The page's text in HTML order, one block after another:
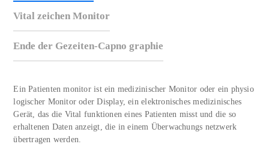
Vital zeichen Monitor
Ende der Gezeiten-Capno graphie
Ein Patienten monitor ist ein medizinischer Monitor oder ein physio
logischer Monitor oder Display, ein elektronisches medizinisches
Gerät, das die Vital funktionen eines Patienten misst und die so
erhaltenen Daten anzeigt, die in einem Überwachungs netzwerk
übertragen werden.